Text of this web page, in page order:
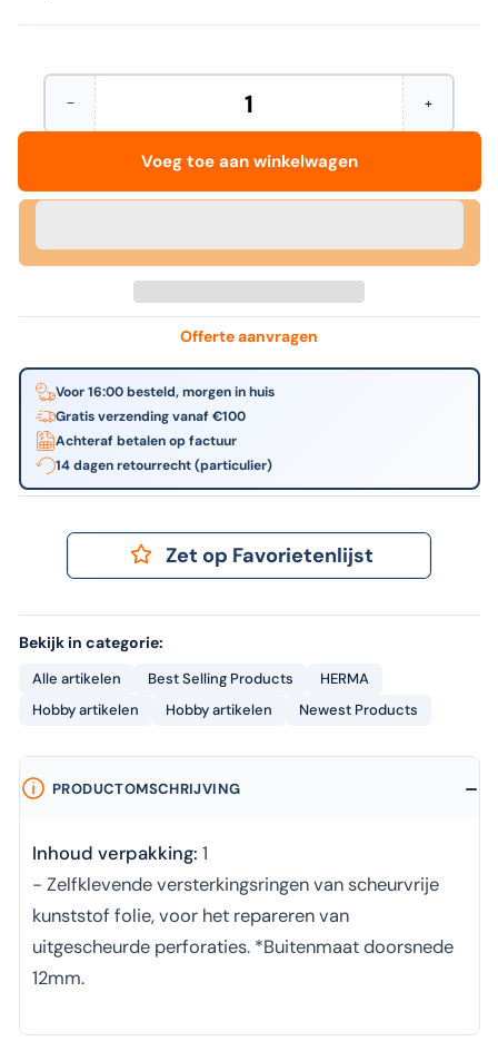
−Aantal
verminderen
Versterkingsringen
240
stuks
Hoeveelheid +Verhoog
het
-
12mm
240
Voeg toe aan winkelwagen
Offerte aanvragen
Voor 16:00 besteld, morgen in huis
Gratis verzending vanaf €100
Achteraf betalen op factuur
14 dagen retourrecht (particulier)
Zet op Favorietenlijst
Bekijk in categorie:
Alle artikelen Best Selling Products
HERMA
Hobby artikelen
Hobby artikelen Newest Products
PRODUCTOMSCHRIJVING
Inhoud verpakking: 1
- Zelfklevende versterkingsringen van scheurvrije
kunststof folie, voor het repareren van
uitgescheurde perforaties. *Buitenmaat doorsnede
12mm.